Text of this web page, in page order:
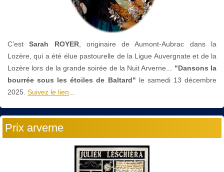
C’estSarah ROYER, originaire de Aumont-Aubrac dans la
Lozère, qui a été élue pastourelle de la Ligue Auvergnate et de la
Lozère lors de la grande soirée de la Nuit Arverne... "Dansons la
bourrée sous les étoiles de Baltard" le samedi 13 décembre
2025. Suivez le lien...
Prix arverne